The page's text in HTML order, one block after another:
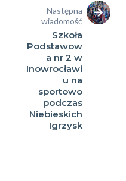
Następna
wiadomość
Szkoła
Podstawow
a nr 2 w
Inowrocławi
u na
sportowo
podczas
Niebieskich
Igrzysk